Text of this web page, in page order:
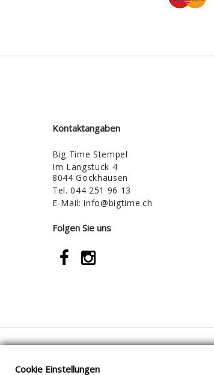
Kontaktangaben
Big Time Stempel
Im Langstuck 4
8044 Gockhausen
Tel.044 251 96 13
E-Mail:info@bigtime.ch
Folgen Sie uns
Cookie Einstellungen
Cookie Einstellungen